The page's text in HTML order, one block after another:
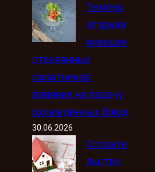
Темпер
атурная
инерция
стеклянных
салатников:
влияние на подачу
охлаждённых блюд
30.06.2026
Строите
льство